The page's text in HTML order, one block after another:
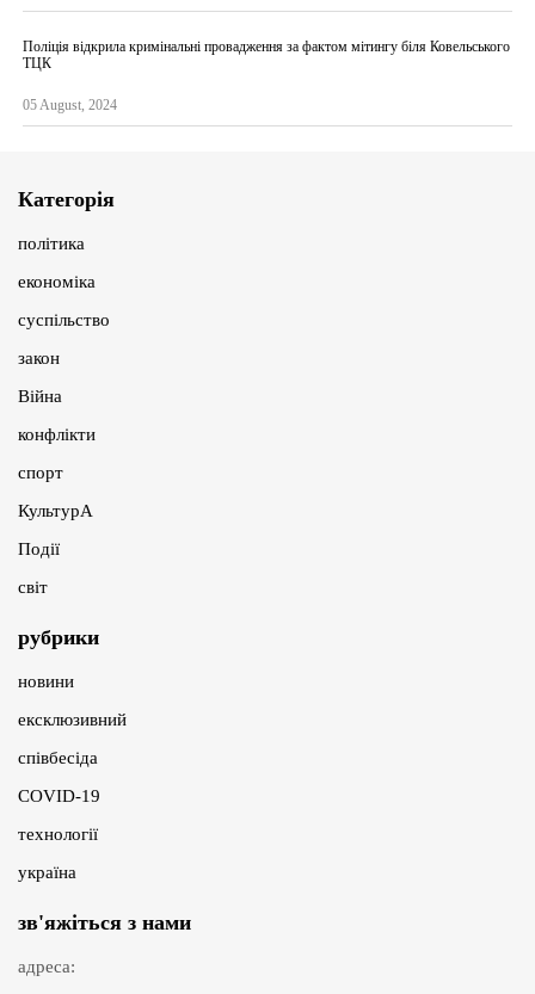
Поліція відкрила кримінальні провадження за фактом мітингу біля Ковельського
ТЦК
05 August, 2024
Категорія
політика
економіка
суспільство
закон
Війна
конфлікти
спорт
КультурА
Події
світ
рубрики
новини
ексклюзивний
співбесіда
COVID-19
технології
україна
зв'яжіться з нами
адреса: